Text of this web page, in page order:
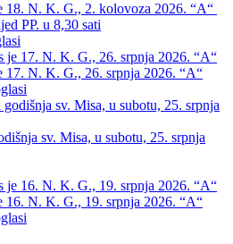
18. N. K. G., 2. kolovoza 2026. “A“
PP. u 8,30 sati
17. N. K. G., 26. srpnja 2026. “A“
sv. Misa, u subotu, 25. srpnja
16. N. K. G., 19. srpnja 2026. “A“